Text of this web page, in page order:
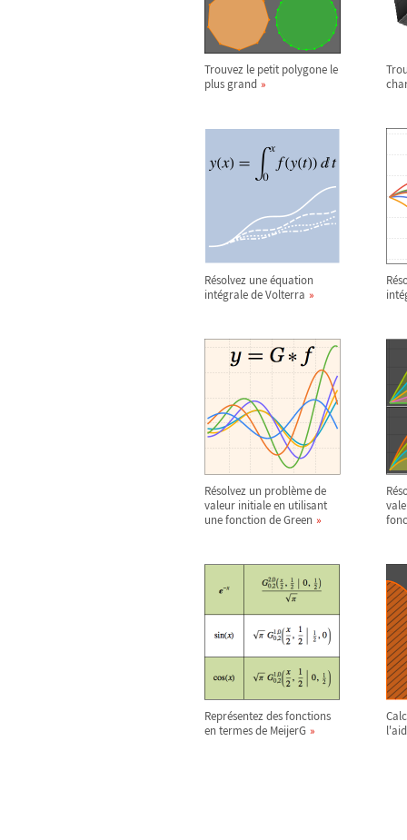
Trouvez le petit polygone le
plus grand
Résolvez une équation
intégrale de Volterra
Résolvez un problème de
valeur initiale en utilisant
une fonction de Green
Représentez des fonctions
en termes de MeijerG